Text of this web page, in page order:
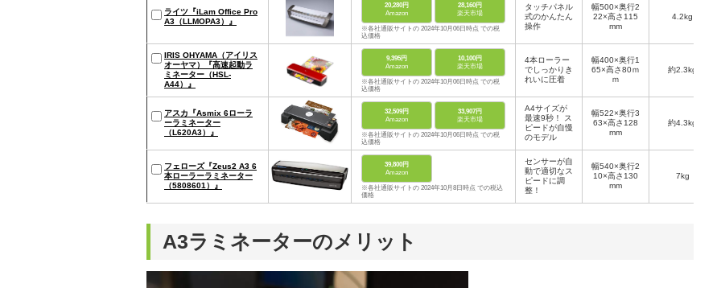
ライツ『iLam Office Pro
A3（LLMOPA3）』
20,280円
Amazon
28,160円
楽天市場
※各社通販サイトの 2024年10月06日時点 での税
込価格
タッチパネル
式のかんたん
操作
幅500×奥行2
22×高さ115
mm
4.2kg
IRIS OHYAMA（アイリス
オーヤマ）『高速起動ラ
ミネーター（HSL-
A44）』
9,395円
Amazon
10,100円
楽天市場
※各社通販サイトの 2024年10月06日時点 での税
込価格
4本ローラー
でしっかりき
れいに圧着
幅400×奥行1
65×高さ80ｍ
ｍ
約2.3kg
アスカ『Asmix 6ローラ
ーラミネーター
（L620A3）』
32,509円
Amazon
33,907円
楽天市場
※各社通販サイトの 2024年10月06日時点 での税
込価格
A4サイズが
最速9秒！ ス
ピードが自慢
のモデル
幅522×奥行3
63×高さ128
mm
約4.3kg
フェローズ『Zeus2 A3 6
本ローラーラミネーター
（5808601）』
39,800円
Amazon
※各社通販サイトの 2024年10月8日時点 での税込
価格
センサーが自
動で適切なス
ピードに調
整！
幅540×奥行2
10×高さ130
mm
7kg
A3ラミネーターのメリット